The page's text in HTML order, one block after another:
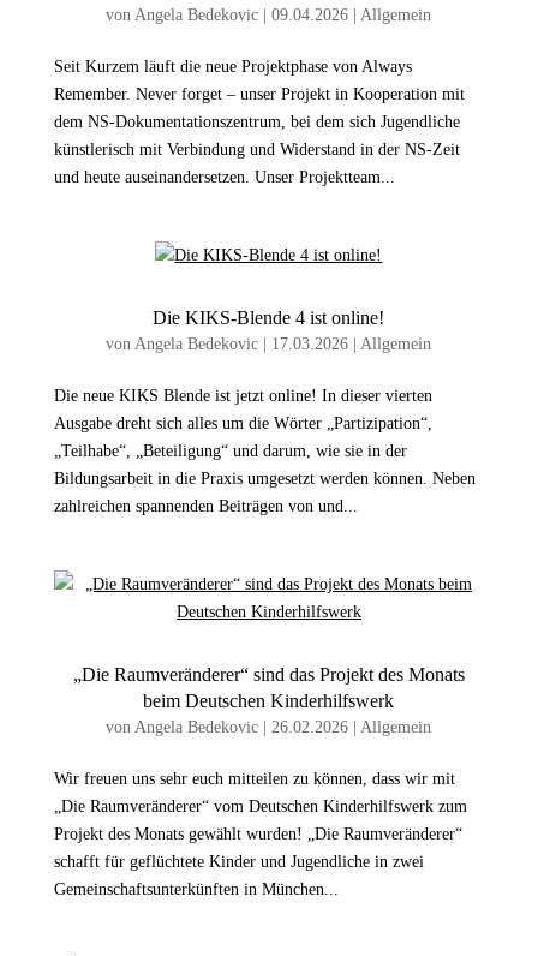
von Angela Bedekovic |09.04.2026 Allgemein
Seit Kurzem läuft die neue Projektphase von Always
Remember. Never forget – unser Projekt in Kooperation mit
dem NS-Dokumentationszentrum, bei dem sich Jugendliche
künstlerisch mit Verbindung und Widerstand in der NS-Zeit
und heute auseinandersetzen. Unser Projektteam...
Die KIKS-Blende 4 ist online!
von Angela Bedekovic 17.03.2026 Allgemein
Die neue KIKS Blende ist jetzt online! In dieser vierten
Ausgabe dreht sich alles um die Wörter „Partizipation“,
„Teilhabe“, „Beteiligung“ und darum, wie sie in der
Bildungsarbeit in die Praxis umgesetzt werden können. Neben
zahlreichen spannenden Beiträgen von und...
„Die Raumveränderer“ sind das Projekt des Monats
beim Deutschen Kinderhilfswerk
von Angela Bedekovic 26.02.2026 Allgemein
Wir freuen uns sehr euch mitteilen zu können, dass wir mit
„Die Raumveränderer“ vom Deutschen Kinderhilfswerk zum
Projekt des Monats gewählt wurden! „Die Raumveränderer“
schafft für geflüchtete Kinder und Jugendliche in zwei
Gemeinschaftsunterkünften in München...